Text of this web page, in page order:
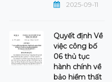
2025-09-11
Quyết định Về
việc công bố
06 thủ tục
hành chính về
bảo hiểm thất